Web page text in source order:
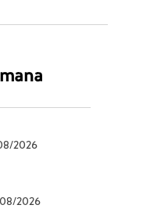
2026
2026